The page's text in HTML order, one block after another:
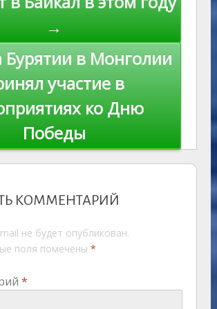
→
Бурятии в Монголии
участие в
ко Дню
Победы
КОММЕНТАРИЙ
не будет опубликован.
поля помечены *
*